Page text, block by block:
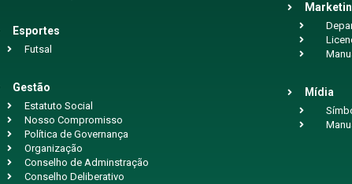
Esportes
Futsal
Gestão
Estatuto Social
Nosso Compromisso
Política de Governança
Organização
Conselho de Adminstração
Conselho Deliberativo
Mídia